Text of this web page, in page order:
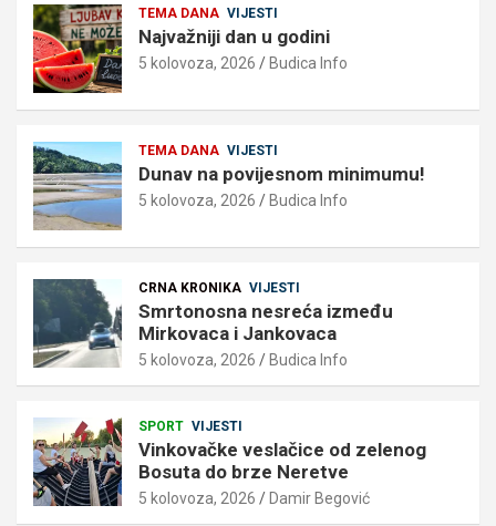
TEMA DANA VIJESTI
Najvažniji dan u godini
5 kolovoza, 2026 Budica Info
TEMA DANA VIJESTI
Dunav na povijesnom minimumu!
5 kolovoza, 2026 Budica Info
CRNA KRONIKA VIJESTI
Smrtonosna nesreća između
Mirkovaca i Jankovaca
5 kolovoza, 2026 Budica Info
SPORT VIJESTI
Vinkovačke veslačice od zelenog
Bosuta do brze Neretve
5 kolovoza, 2026 Damir Begović